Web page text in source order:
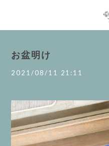
お盆明け
2021/08/11 21:11